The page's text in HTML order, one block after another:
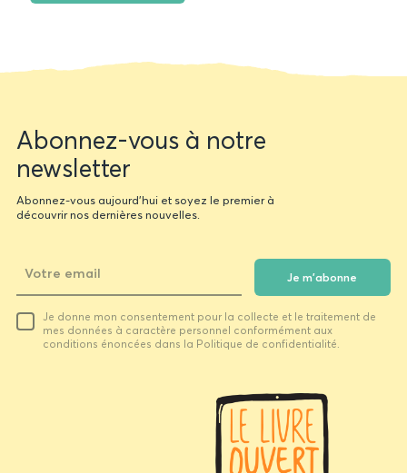
Newsletter
form
Abonnez-vous à notre
newsletter
Abonnez-vous aujourd'hui et soyez le premier à
découvrir nos dernières nouvelles.
email
Je m'abonne
Je donne mon consentement pour la collecte et le traitement de
mes données à caractère personnel conformément aux
conditions énoncées dans la Politique de confidentialité.